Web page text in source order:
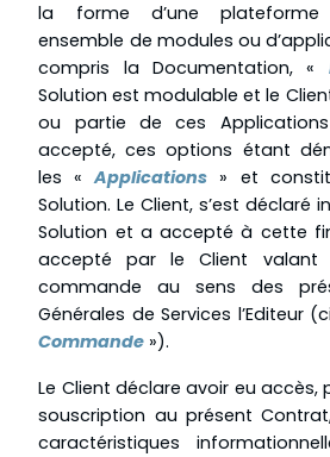
la forme d’une plateforme
ensemble de modules ou
compris la Documentation, «
Solution est modulable et le
ou partie de ces
accepté, ces options étant
les «Applications » et
Solution. Le Client, s’est déclaré
Solution et a accepté à cette
accepté par le Client
commande au sens des
Générales de Services l’Editeur
Commande »).
Le Client déclare avoir eu
souscription au présent
caractéristiques